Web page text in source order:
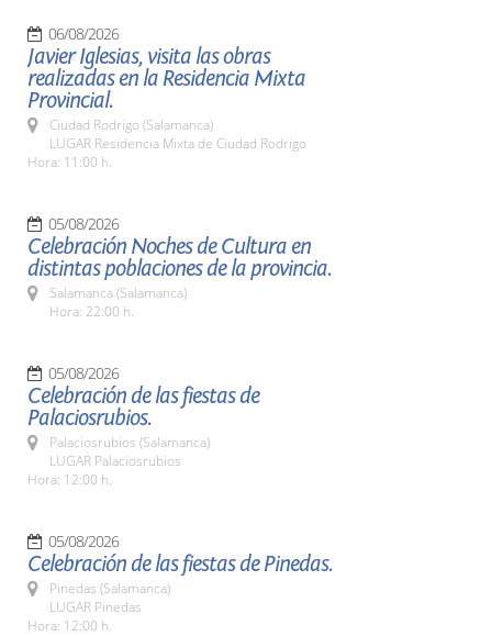
06/08/2026
Javier Iglesias, visita las obras
realizadas en la Residencia Mixta
Provincial.
Ciudad Rodrigo (Salamanca)
LUGAR Residencia Mixta de Ciudad Rodrigo
Hora: 11:00 h.
05/08/2026
Celebración Noches de Cultura en
distintas poblaciones de la provincia.
Salamanca (Salamanca)
Hora: 22:00 h.
05/08/2026
Celebración de las fiestas de
Palaciosrubios.
Palaciosrubios (Salamanca)
LUGAR Palaciosrubios
Hora: 12:00 h.
05/08/2026
Celebración de las fiestas de Pinedas.
Pinedas (Salamanca)
LUGAR Pinedas
Hora: 12:00 h.